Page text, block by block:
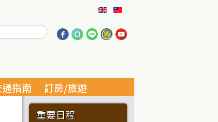
指南
訂房/旅遊
重要日程